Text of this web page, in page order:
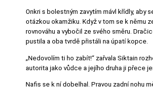
Onkri s bolestným zavytím mávl křídly, aby
otázkou okamžiku. Když v tom se k němu
rovnováhu a vybočil ze svého směru.
pustila a oba tvrdě přistáli na úpatí kopce.
„Nedovolím ti ho zabít!“ zařvala Siktain
autorita jako vůdce a jejího druha ji přece
Nafis se k ní dobelhal. Pravou zadní nohu